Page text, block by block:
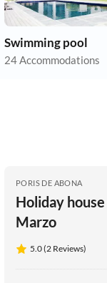
Swimming pool
24 Accommodations
PORIS DE ABONA
Holiday house
Marzo
5.0 (2 Reviews)